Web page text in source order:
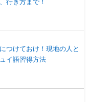
行き方まで！
つけておけ！現地の人と
イ語習得方法